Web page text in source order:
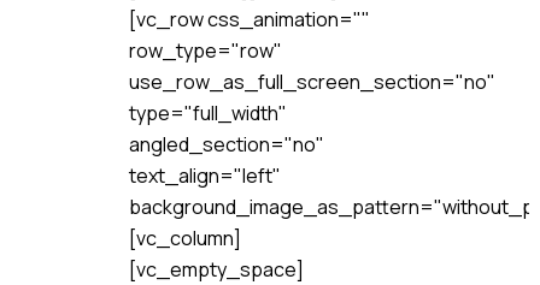
[vc_row css_animation=""
row_type="row"
use_row_as_full_screen_section="no"
type="full_width"
angled_section="no"
text_align="left"
[vc_column]
[vc_empty_space]